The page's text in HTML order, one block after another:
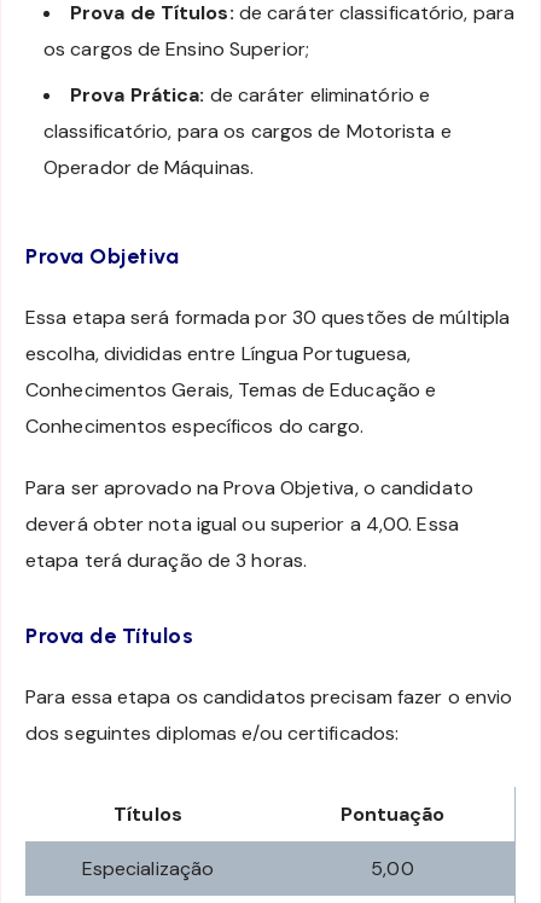
Prova de Títulos: de caráter classificatório, para
os cargos de Ensino Superior;
Prova Prática: de caráter eliminatório e
classificatório, para os cargos de Motorista e
Operador de Máquinas.
Prova Objetiva
Essa etapa será formada por 30 questões de múltipla
escolha, divididas entre Língua Portuguesa,
Conhecimentos Gerais, Temas de Educação e
Conhecimentos específicos do cargo.
Para ser aprovado na Prova Objetiva, o candidato
deverá obter nota igual ou superior a 4,00. Essa
etapa terá duração de 3 horas.
Prova de Títulos
Para essa etapa os candidatos precisam fazer o envio
dos seguintes diplomas e/ou certificados:
Títulos Pontuação
Especialização 5,00